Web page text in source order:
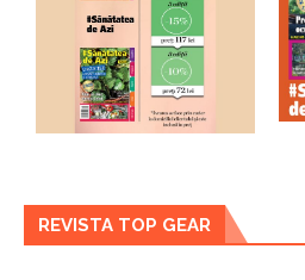
REVISTA TOP GEAR